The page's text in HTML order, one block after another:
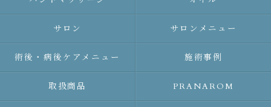
サロン サロンメニュー
術後・病後ケアメニュー 施術事例
取扱商品 PRANAROM